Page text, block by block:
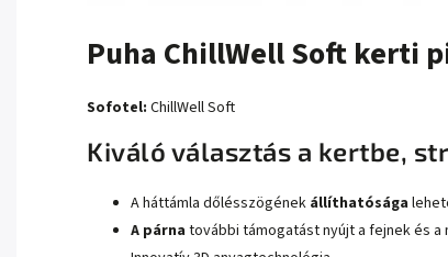
Puha ChillWell Soft kerti
Sofotel: ChillWell Soft
Kiváló választás a kertbe,
A háttámla dőlésszögének állíthatósága
A párna további támogatást nyújt a fejnek és a